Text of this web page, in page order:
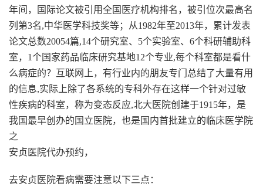
年间，国际论文被引用全国医疗机构排名，被引位次最高名
列第3名,中华医学科技奖等；从1982年至2013年，累计发表
论文总数20054篇,14个研究室、5个实验室、6个科研辅助科
室，1个国家药品临床研究基地12个专业,每个科室都是看什
么病症的？互联网上，有行业内的朋友专门总结了大量有用
的信息,实际上除了各系统的专科外存在这样一个针对过敏
性疾病的科室，称为变态反应,北大医院创建于1915年，是
我国最早创办的国立医院，也是国内首批建立的临床医学院
之
安贞医院代办预约，
去安贞医院看病需要注意以下三点：